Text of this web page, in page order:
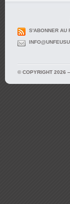
S'ABONNER AU
© COPYRIGHT 2026